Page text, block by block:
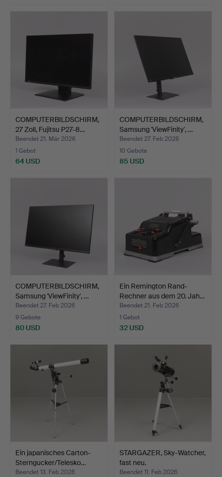
COMPUTERBILDSCHIRM,
27 Zoll, Fujitsu P27-8…
Beendet 21. Mär 2026
1 Gebot
64 USD
COMPUTERBILDSCHIRM,
Samsung 'ViewFinity', …
Beendet 27. Feb 2026
10 Gebote
85 USD
COMPUTERBILDSCHIRM,
Samsung 'ViewFinity', …
Beendet 27. Feb 2026
9 Gebote
80 USD
Ein Remington Rand-
Rechner aus dem 20. Jah…
Beendet 21. Feb 2026
1 Gebot
32 USD
Ein japanisches Carton-
Sterngucker/Telesko…
Beendet 13. Feb 2026
STARGAZER, Sky-Watcher,
fast neu.
Beendet 11. Feb 2026